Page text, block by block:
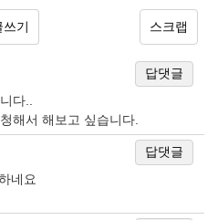
쓰기 스크랩
답댓글
다..
해서 해보고 싶습니다.
답댓글
네요